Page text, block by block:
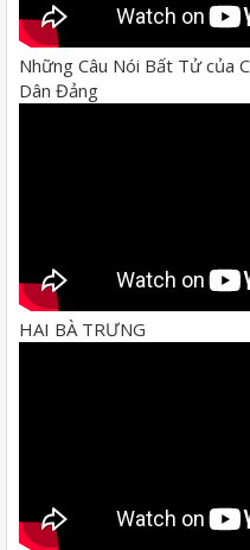
Những Câu Nói Bất Tử của
Dân Đảng
HAI BÀ TRƯNG